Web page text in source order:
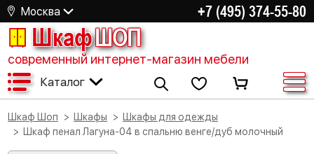
Москва +7 (495) 374-55-80
ШкафШОП
современный интернет-магазин мебели
Каталог
Шкаф Шоп Шкафы
Шкафы для одежды
Шкаф пенал Лагуна-04 в спальню венге/дуб молочный